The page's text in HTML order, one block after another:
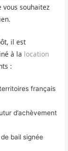
souhaitez
il est
à la location
:
français
d’achèvement
bail signée